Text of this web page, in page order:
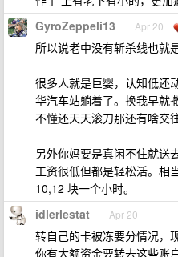
GyroZeppeli13 Apr 20
所以说老中没有斩杀线也就
很多人就是巨婴，认知低还
华汽车站躺着了。换我早就
不懂还天天滚刀那还有啥交
另外你妈要是真闲不住就送
工资很低但都是轻松活。相
10,12 块一个小时。
idlerlestat Apr 20
转自己的卡被冻要分情况，
你有大额资金要转去这些账